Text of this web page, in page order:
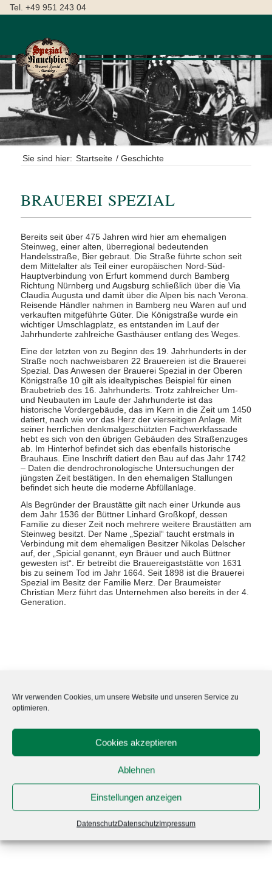
Wir verwenden Cookies, um unsere Website und unseren Service zu
optimieren.
Cookies akzeptieren
Ablehnen
Einstellungen anzeigen
DatenschutzDatenschutzImpressum
Tel. +49 951 243 04
Sie sind hier: Startseite / Geschichte
BRAUEREI SPEZIAL
Bereits seit über 475 Jahren wird hier am ehemaligen
Steinweg, einer alten, überregional bedeutenden
Handelsstraße, Bier gebraut. Die Straße führte schon seit
dem Mittelalter als Teil einer europäischen Nord-Süd-
Hauptverbindung von Erfurt kommend durch Bamberg
Richtung Nürnberg und Augsburg schließlich über die Via
Claudia Augusta und damit über die Alpen bis nach Verona.
Reisende Händler nahmen in Bamberg neu Waren auf und
verkauften mitgeführte Güter. Die Königstraße wurde ein
wichtiger Umschlagplatz, es entstanden im Lauf der
Jahrhunderte zahlreiche Gasthäuser entlang des Weges.
Eine der letzten von zu Beginn des 19. Jahrhunderts in der
Straße noch nachweisbaren 22 Brauereien ist die Brauerei
Spezial. Das Anwesen der Brauerei Spezial in der Oberen
Königstraße 10 gilt als idealtypisches Beispiel für einen
Braubetrieb des 16. Jahrhunderts. Trotz zahlreicher Um-
und Neubauten im Laufe der Jahrhunderte ist das
historische Vordergebäude, das im Kern in die Zeit um 1450
datiert, nach wie vor das Herz der vierseitigen Anlage. Mit
seiner herrlichen denkmalgeschützten Fachwerkfassade
hebt es sich von den übrigen Gebäuden des Straßenzuges
ab. Im Hinterhof befindet sich das ebenfalls historische
Brauhaus. Eine Inschrift datiert den Bau auf das Jahr 1742
– Daten die dendrochronologische Untersuchungen der
jüngsten Zeit bestätigen. In den ehemaligen Stallungen
befindet sich heute die moderne Abfüllanlage.
Als Begründer der Braustätte gilt nach einer Urkunde aus
dem Jahr 1536 der Büttner Linhard Großkopf, dessen
Familie zu dieser Zeit noch mehrere weitere Braustätten am
Steinweg besitzt. Der Name „Spezial“ taucht erstmals in
Verbindung mit dem ehemaligen Besitzer Nikolas Delscher
auf, der „Spicial genannt, eyn Bräuer und auch Büttner
gewesten ist“. Er betreibt die Brauereigaststätte von 1631
bis zu seinem Tod im Jahr 1664. Seit 1898 ist die Brauerei
Spezial im Besitz der Familie Merz. Der Braumeister
Christian Merz führt das Unternehmen also bereits in der 4.
Generation.